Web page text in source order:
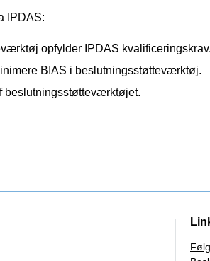
IPDAS:
opfylder IPDAS kvalificeringskrav.
BIAS i beslutningsstøtteværktøj.
beslutningsstøtteværktøjet.